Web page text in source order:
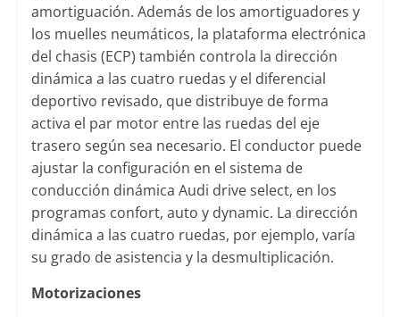
amortiguación. Además de los amortiguadores y
los muelles neumáticos, la plataforma electrónica
del chasis (ECP) también controla la dirección
dinámica a las cuatro ruedas y el diferencial
deportivo revisado, que distribuye de forma
activa el par motor entre las ruedas del eje
trasero según sea necesario. El conductor puede
ajustar la configuración en el sistema de
conducción dinámica Audi drive select, en los
programas confort, auto y dynamic. La dirección
dinámica a las cuatro ruedas, por ejemplo, varía
su grado de asistencia y la desmultiplicación.
Motorizaciones